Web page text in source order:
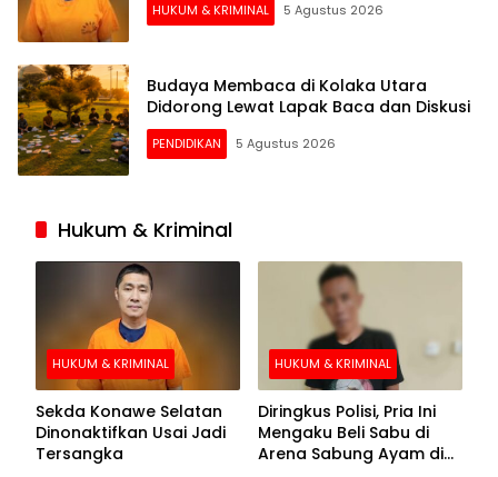
HUKUM & KRIMINAL 5 Agustus 2026
Budaya Membaca di Kolaka Utara
Didorong Lewat Lapak Baca dan Diskusi
PENDIDIKAN 5 Agustus 2026
Hukum & Kriminal
HUKUM & KRIMINAL
Sekda Konawe Selatan
Dinonaktifkan Usai Jadi
Tersangka
HUKUM & KRIMINAL
Diringkus Polisi, Pria Ini
Mengaku Beli Sabu di
Arena Sabung Ayam di